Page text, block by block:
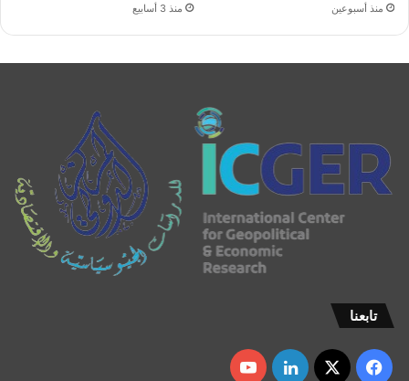
منذ أسبوعين منذ 3 أسابيع
تابعنا
فيسبوك
‫X لينكدإن‫YouTube